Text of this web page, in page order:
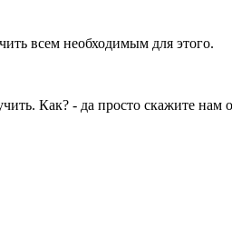
всем необходимым для этого.
Как? - да просто скажите